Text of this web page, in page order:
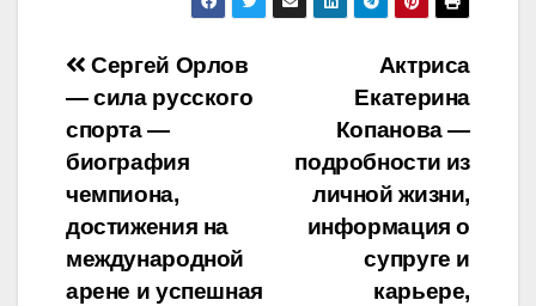
Навигация
по
записям
Актриса
Екатерина
Копанова —
подробности из
личной жизни,
информация о
супруге и
карьере,
Сергей Орлов
— сила русского
спорта —
биография
чемпиона,
достижения на
международной
арене и успешная